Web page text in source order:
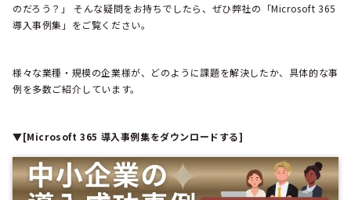
のだろう？」 そんな疑問をお持ちでしたら、ぜひ弊社の「Microsoft 365
導入事例集」をご覧ください。
様々な業種・規模の企業様が、どのように課題を解決したか、具体的な事
例を多数ご紹介しています。
▼[Microsoft 365 導入事例集をダウンロードする]